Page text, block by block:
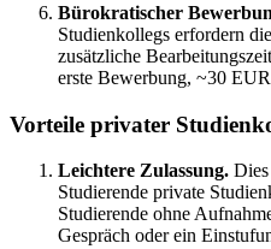
Bürokratischer
Studienkollegs erfordern
zusätzliche
erste Bewerbung, ~30
Vorteile privater
Leichtere Zulassung.
Studierende private
Studierende ohne
Gespräch oder ein